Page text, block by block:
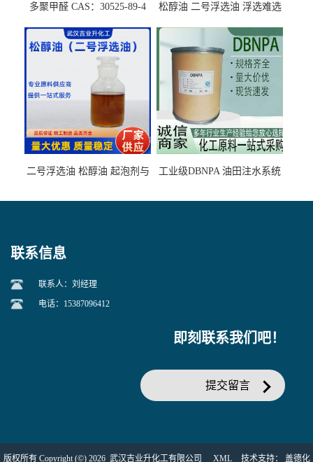
多聚甲醛 CAS：30525-89-4
松醇油 二号浮选油 浮选难选
石墨矿
二号浮选油 松醇油 起泡剂与
工业级DBNPA 油田注水系统
联系信息
联系人：刘经理
电话：15387096412
即刻联系我们吧！
提交留言
版权所有 Copyright (©) 2026 武汉吉业升化工有限公司 XML 技术支持： 盖德化